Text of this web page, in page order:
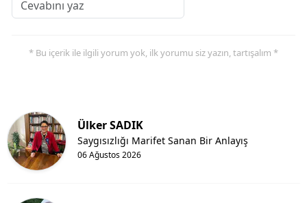
* Bu içerik ile ilgili yorum yok, ilk yorumu siz yazın, tartışalım *
Ülker SADIK
06 Ağustos 2026
Saygısızlığı Marifet Sanan Bir Anlayış